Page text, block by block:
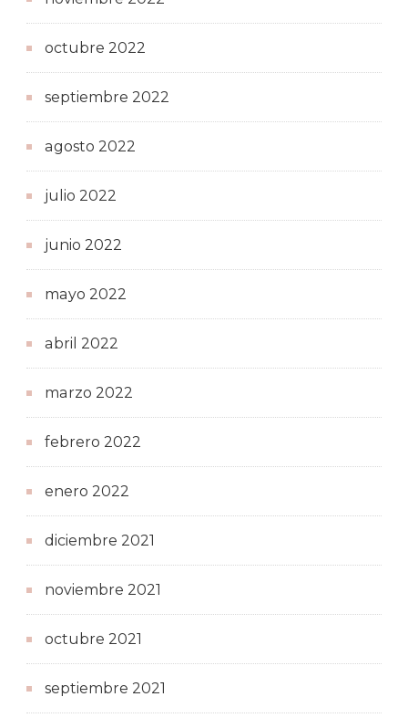
octubre 2022
septiembre 2022
agosto 2022
julio 2022
junio 2022
mayo 2022
abril 2022
marzo 2022
febrero 2022
enero 2022
diciembre 2021
noviembre 2021
octubre 2021
septiembre 2021